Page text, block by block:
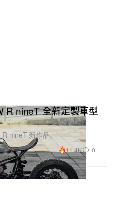
R nineT 全新定製車型
nineT 新作品。
11.4K 0